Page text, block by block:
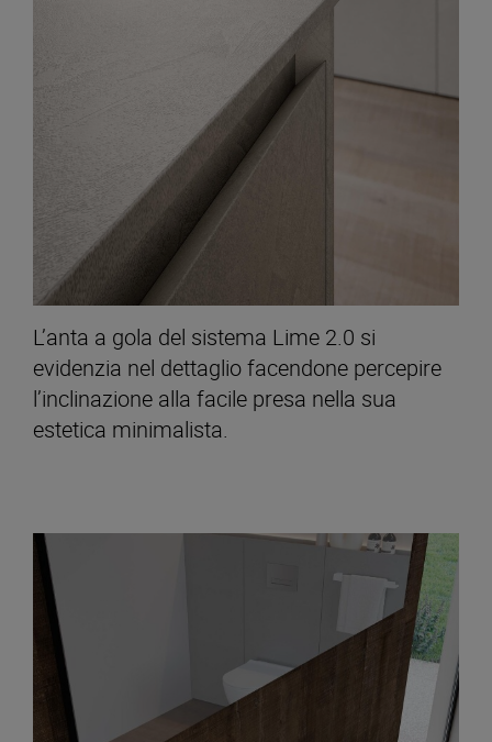
L’anta a gola del sistema Lime 2.0 si
evidenzia nel dettaglio facendone percepire
l’inclinazione alla facile presa nella sua
estetica minimalista.